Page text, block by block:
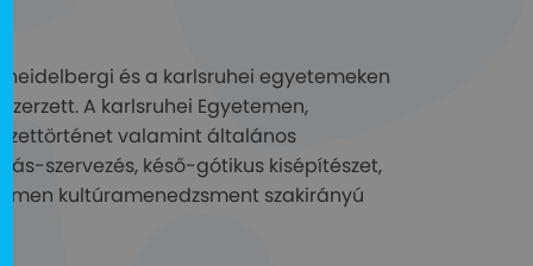
és a karlsruhei egyetemeken
A karlsruhei Egyetemen,
valamint általános
szervezés, késő-gótikus kisépítészet,
kultúramenedzsment szakirányú